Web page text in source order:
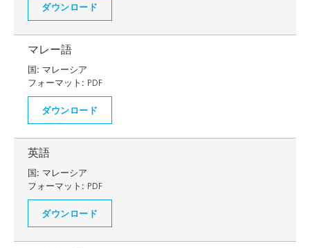
ダウンロード
マレー語
国: マレーシア
フォーマット: PDF
ダウンロード
英語
国: マレーシア
フォーマット: PDF
ダウンロード